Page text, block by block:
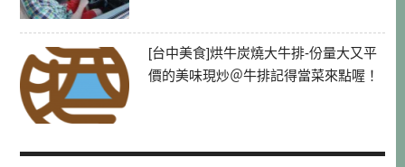
[台中美食]烘牛炭燒大牛排-份量大又平
價的美味現炒＠牛排記得當菜來點喔！